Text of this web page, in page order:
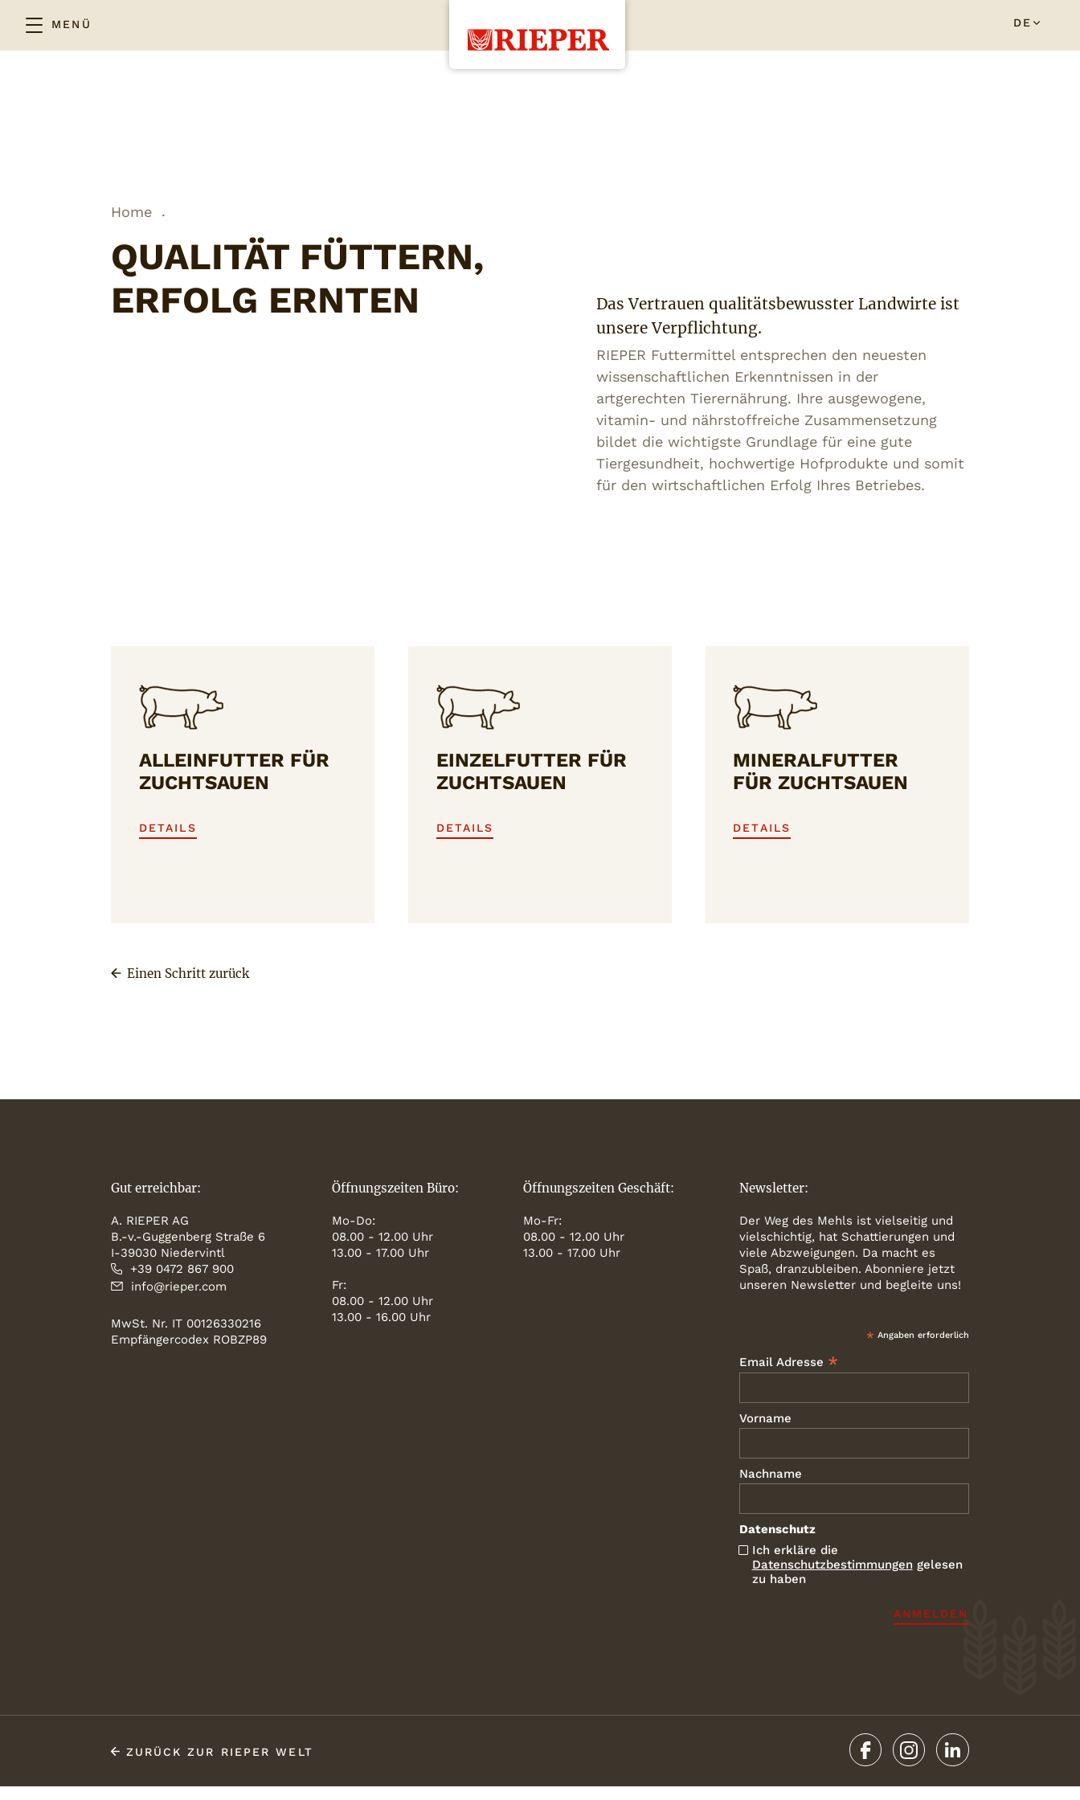
MENÜ DE
Home .
QUALITÄT FÜTTERN,
ERFOLG ERNTEN
Das Vertrauen qualitätsbewusster Landwirte ist
unsere Verpflichtung.
RIEPER Futtermittel entsprechen den neuesten
wissenschaftlichen Erkenntnissen in der
artgerechten Tierernährung. Ihre ausgewogene,
vitamin- und nährstoffreiche Zusammensetzung
bildet die wichtigste Grundlage für eine gute
Tiergesundheit, hochwertige Hofprodukte und somit
für den wirtschaftlichen Erfolg Ihres Betriebes.
ALLEINFUTTER FÜR
ZUCHTSAUEN
DETAILS
EINZELFUTTER FÜR
ZUCHTSAUEN
DETAILS
MINERALFUTTER
FÜR ZUCHTSAUEN
DETAILS
Einen Schritt zurück
Gut erreichbar:
A. RIEPER AG
B.-v.-Guggenberg Straße 6
I-39030 Niedervintl
+39 0472 867 900
info@rieper.com
MwSt. Nr. IT 00126330216
Empfängercodex ROBZP89
Öffnungszeiten Büro:
Mo-Do:
08.00 - 12.00 Uhr
13.00 - 17.00 Uhr
Fr:
08.00 - 12.00 Uhr
13.00 - 16.00 Uhr
Öffnungszeiten Geschäft:
Mo-Fr:
08.00 - 12.00 Uhr
13.00 - 17.00 Uhr
Newsletter:
Der Weg des Mehls ist vielseitig und
vielschichtig, hat Schattierungen und
viele Abzweigungen. Da macht es
Spaß, dranzubleiben. Abonniere jetzt
unseren Newsletter und begleite uns!
* Angaben erforderlich
Email Adresse *
Vorname
Nachname
Datenschutz
Ich erkläre die
Datenschutzbestimmungen gelesen
zu haben
ZURÜCK ZUR RIEPER WELT